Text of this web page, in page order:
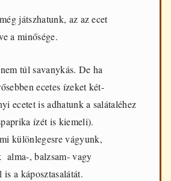
játszhatunk, az az ecet
a minősége.
túl savanykás. De ha
ecetes ízeket két-
ecetet is adhatunk a salátaléhez
ízét is kiemeli).
különlegesre vágyunk,
alma-, balzsam- vagy
is a káposztasalátát.